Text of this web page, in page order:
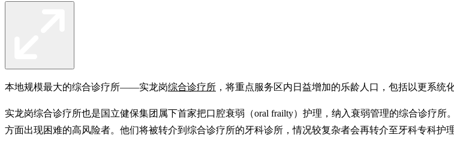
本地规模最大的综合诊疗所——实龙岗综合诊疗所 ，将重点服务区内日益增加的乐龄人口，包括以更系统
实龙岗综合诊疗所也是国立健保集团属下首家把口腔衰弱（oral frailty）护理，纳入衰弱管理的综合诊疗
方面出现困难的高风险者。他们将被转介到综合诊疗所的牙科诊所，情况较复杂者会再转介至牙科专科护理